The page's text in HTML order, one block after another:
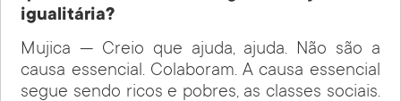
igualitária?
Mujica — Creio que ajuda, ajuda. Não são a
causa essencial. Colaboram. A causa essencial
segue sendo ricos e pobres, as classes sociais.